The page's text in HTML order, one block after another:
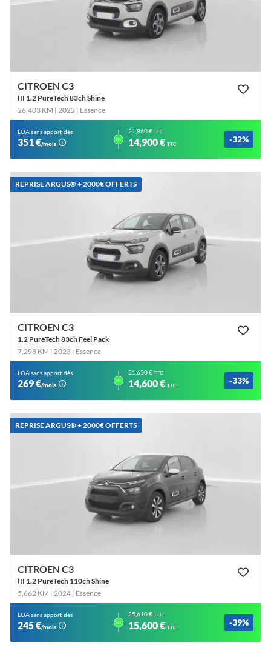
CITROEN C3
III 1.2 PureTech 83ch Shine
26,403 KM | 2022 | Essence
LOA sans apport dès
351 €/mois
ou
21,860 €TTC
14,900 € TTC -32%
REPRISE ARGUS®️ + 2000€ OFFERTS
CITROEN C3
1.2 PureTech 83ch Feel Pack
7,298 KM | 2023 | Essence
LOA sans apport dès
269 €/mois
ou
21,650 €TTC
14,600 € TTC -33%
REPRISE ARGUS®️ + 2000€ OFFERTS
CITROEN C3
III 1.2 PureTech 110ch Shine
5,662 KM | 2024 | Essence
LOA sans apport dès
245 €/mois
ou
25,610 €TTC
15,600 € TTC -39%